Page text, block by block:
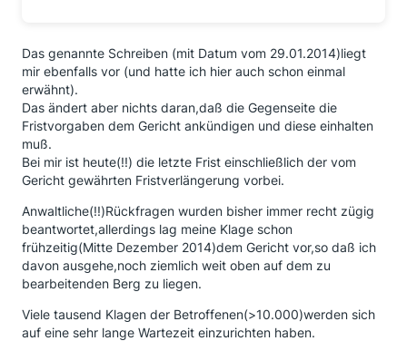
Das genannte Schreiben (mit Datum vom 29.01.2014)liegt
mir ebenfalls vor (und hatte ich hier auch schon einmal
erwähnt).
Das ändert aber nichts daran,daß die Gegenseite die
Fristvorgaben dem Gericht ankündigen und diese einhalten
muß.
Bei mir ist heute(!!) die letzte Frist einschließlich der vom
Gericht gewährten Fristverlängerung vorbei.
Anwaltliche(!!)Rückfragen wurden bisher immer recht zügig
beantwortet,allerdings lag meine Klage schon
frühzeitig(Mitte Dezember 2014)dem Gericht vor,so daß ich
davon ausgehe,noch ziemlich weit oben auf dem zu
bearbeitenden Berg zu liegen.
Viele tausend Klagen der Betroffenen(>10.000)werden sich
auf eine sehr lange Wartezeit einzurichten haben.